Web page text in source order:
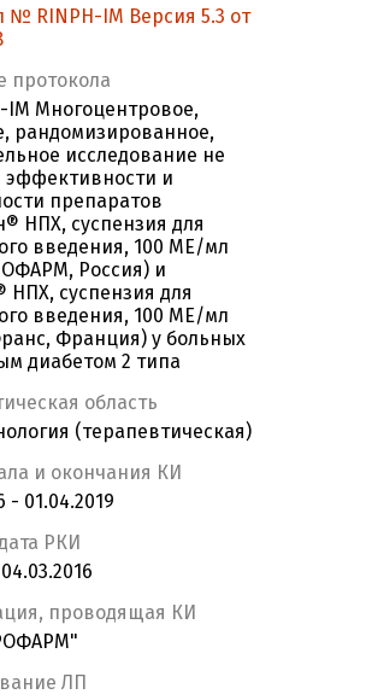
№ RINPH-IM Версия 5.3 от
протокола
Многоцентровое,
рандомизированное,
исследование не
и
препаратов
НПХ, суспензия для
введения, 100 МЕ/мл
Россия) и
НПХ, суспензия для
введения, 100 МЕ/мл
Франция) у больных
диабетом 2 типа
область
(терапевтическая)
и окончания КИ
- 01.04.2019
РКИ
проводящая КИ
ЛП